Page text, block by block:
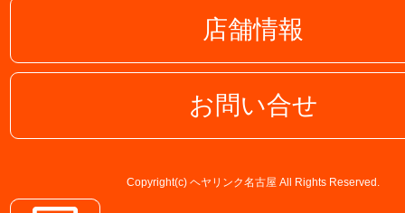
店舗情報
お問い合せ
Copyright(c) ヘヤリンク名古屋 All Rights Reserved.